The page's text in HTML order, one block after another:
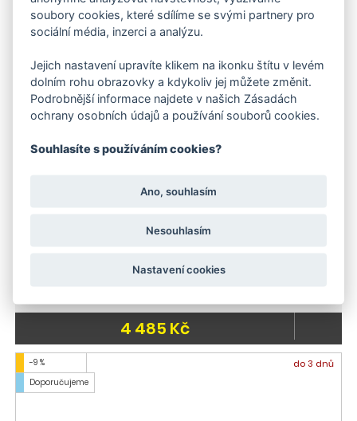
KÄRCHER RYCHLONABÍJEČKA 36 V
1 750 Kč
-12 %
Doporučujeme
Skladem
Skladem
4 485 Kč
-9 %
Doporučujeme
do 3 dnů
soubory cookies, které sdílíme se svými partnery pro
sociální média, inzerci a analýzu.
Jejich nastavení upravíte klikem na ikonku štítu v levém
dolním rohu obrazovky a kdykoliv jej můžete změnit.
Podrobnější informace najdete v našich Zásadách
ochrany osobních údajů a používání souborů cookies.
Souhlasíte s používáním cookies?
Ano, souhlasím
Nesouhlasím
Nastavení cookies